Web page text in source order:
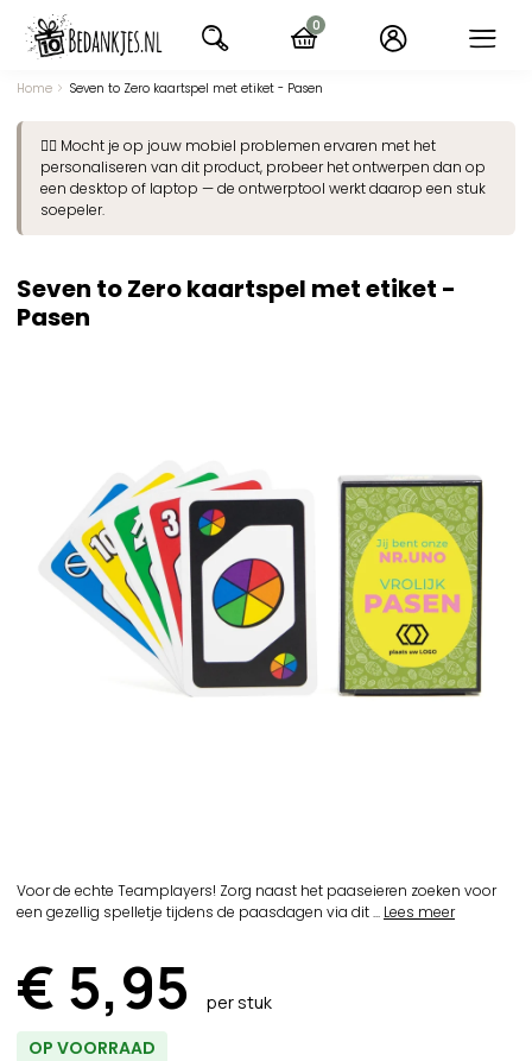
naar
navigatie
Home Seven to Zero kaartspel met etiket - Pasen
👉🏽 Mocht je op jouw mobiel problemen ervaren met het
personaliseren van dit product, probeer het ontwerpen dan op
een desktop of laptop — de ontwerptool werkt daarop een stuk
soepeler.
Seven to Zero kaartspel met etiket -
Pasen
Voor de echte Teamplayers! Zorg naast het paaseieren zoeken voor
een gezellig spelletje tijdens de paasdagen via dit ... Lees meer
€ 5,95 per stuk
OP VOORRAAD
0
items